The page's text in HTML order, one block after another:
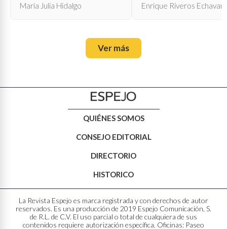
María Julia Hidalgo Enrique Riveros
Ver más
QUIÉNES SOMOS
CONSEJO EDITORIAL
DIRECTORIO
HISTORICO
La Revista Espejo es marca registrada y con derechos de autor
reservados. Es una producción de 2019 Espejo Comunicación, S.
de R.L. de C.V. El uso parcial o total de cualquiera de sus
contenidos requiere autorización específica. Oficinas: Paseo